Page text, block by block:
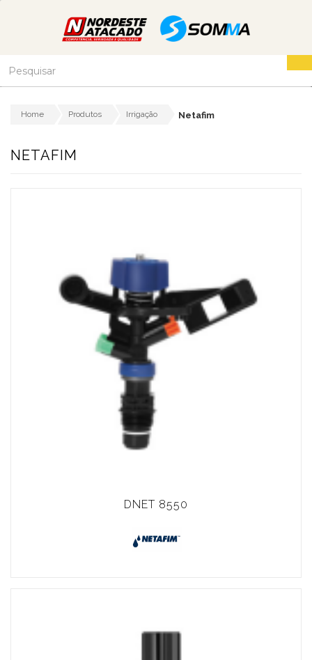
Home Produtos Irrigação Netafim
NETAFIM
DNET 8550